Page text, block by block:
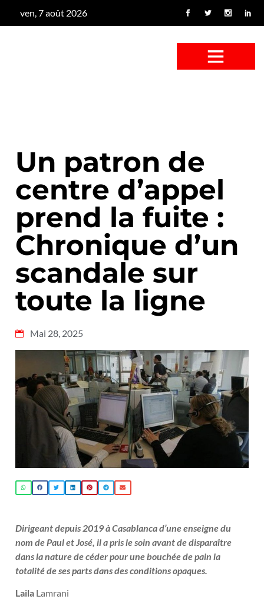
ven, 7 août 2026
Un patron de
centre d’appel
prend la fuite :
Chronique d’un
scandale sur
toute la ligne
Mai 28, 2025
Dirigeant depuis 2019 à Casablanca d’une enseigne du
nom de Paul et José, il a pris le soin avant de disparaître
dans la nature de céder pour une bouchée de pain la
totalité de ses parts dans des conditions opaques.
Laila Lamrani